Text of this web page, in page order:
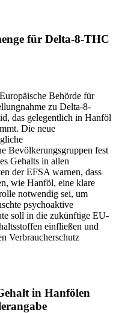
für Delta-8-THC
Behörde für
zu Delta-8-
das gelegentlich in Hanföl
Die neue
Bevölkerungsgruppen fest
Gehalts in allen
der EFSA warnen, dass
wie Hanföl, eine klare
notwendig sei, um
psychoaktive
soll in die zukünftige EU-
einfließen und
Verbraucherschutz
in Hanfölen